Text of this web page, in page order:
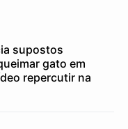
supostos
gato em
repercutir na